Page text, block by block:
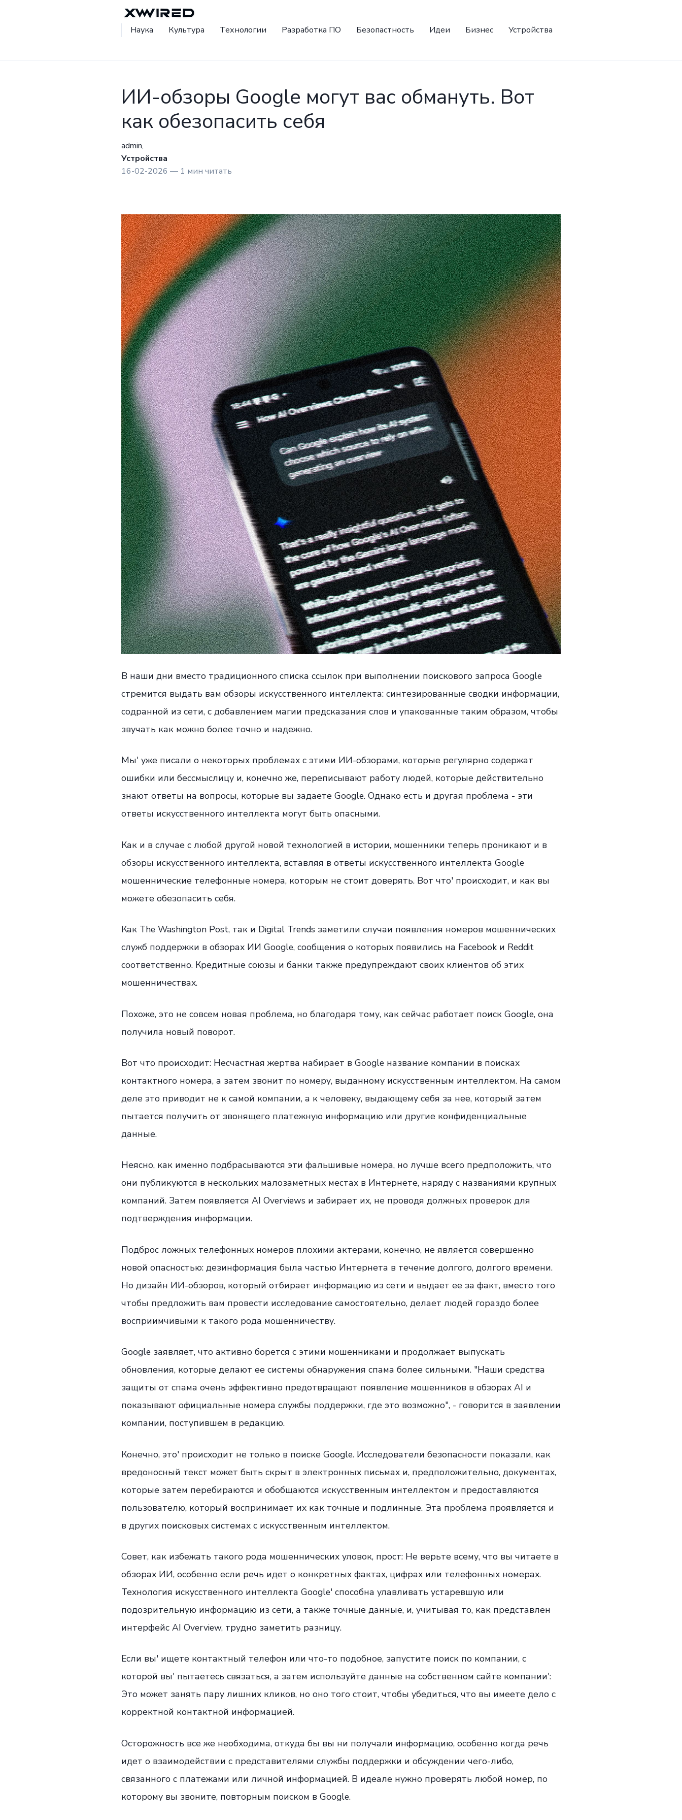
Наука Культура Технологии Разработка ПО Безопастность Идеи Бизнес Устройства
ИИ-обзоры Google могут вас обмануть. Вот
как обезопасить себя
admin,
Устройства
16-02-2026 — 1 мин читать
В наши дни вместо традиционного списка ссылок при выполнении поискового запроса Google
стремится выдать вам обзоры искусственного интеллекта: синтезированные сводки информации,
содранной из сети, с добавлением магии предсказания слов и упакованные таким образом, чтобы
звучать как можно более точно и надежно.
Мы' уже писали о некоторых проблемах с этими ИИ-обзорами, которые регулярно содержат
ошибки или бессмыслицу и, конечно же, переписывают работу людей, которые действительно
знают ответы на вопросы, которые вы задаете Google. Однако есть и другая проблема - эти
ответы искусственного интеллекта могут быть опасными.
Как и в случае с любой другой новой технологией в истории, мошенники теперь проникают и в
обзоры искусственного интеллекта, вставляя в ответы искусственного интеллекта Google
мошеннические телефонные номера, которым не стоит доверять. Вот что' происходит, и как вы
можете обезопасить себя.
Как The Washington Post, так и Digital Trends заметили случаи появления номеров мошеннических
служб поддержки в обзорах ИИ Google, сообщения о которых появились на Facebook и Reddit
соответственно. Кредитные союзы и банки также предупреждают своих клиентов об этих
мошенничествах.
Похоже, это не совсем новая проблема, но благодаря тому, как сейчас работает поиск Google, она
получила новый поворот.
Вот что происходит: Несчастная жертва набирает в Google название компании в поисках
контактного номера, а затем звонит по номеру, выданному искусственным интеллектом. На самом
деле это приводит не к самой компании, а к человеку, выдающему себя за нее, который затем
пытается получить от звонящего платежную информацию или другие конфиденциальные
данные.
Неясно, как именно подбрасываются эти фальшивые номера, но лучше всего предположить, что
они публикуются в нескольких малозаметных местах в Интернете, наряду с названиями крупных
компаний. Затем появляется AI Overviews и забирает их, не проводя должных проверок для
подтверждения информации.
Подброс ложных телефонных номеров плохими актерами, конечно, не является совершенно
новой опасностью: дезинформация была частью Интернета в течение долгого, долгого времени.
Но дизайн ИИ-обзоров, который отбирает информацию из сети и выдает ее за факт, вместо того
чтобы предложить вам провести исследование самостоятельно, делает людей гораздо более
восприимчивыми к такого рода мошенничеству.
Google заявляет, что активно борется с этими мошенниками и продолжает выпускать
обновления, которые делают ее системы обнаружения спама более сильными. "Наши средства
защиты от спама очень эффективно предотвращают появление мошенников в обзорах AI и
показывают официальные номера службы поддержки, где это возможно", - говорится в заявлении
компании, поступившем в редакцию.
Конечно, это' происходит не только в поиске Google. Исследователи безопасности показали, как
вредоносный текст может быть скрыт в электронных письмах и, предположительно, документах,
которые затем перебираются и обобщаются искусственным интеллектом и предоставляются
пользователю, который воспринимает их как точные и подлинные. Эта проблема проявляется и
в других поисковых системах с искусственным интеллектом.
Совет, как избежать такого рода мошеннических уловок, прост: Не верьте всему, что вы читаете в
обзорах ИИ, особенно если речь идет о конкретных фактах, цифрах или телефонных номерах.
Технология искусственного интеллекта Google' способна улавливать устаревшую или
подозрительную информацию из сети, а также точные данные, и, учитывая то, как представлен
интерфейс AI Overview, трудно заметить разницу.
Если вы' ищете контактный телефон или что-то подобное, запустите поиск по компании, с
которой вы' пытаетесь связаться, а затем используйте данные на собственном сайте компании':
Это может занять пару лишних кликов, но оно того стоит, чтобы убедиться, что вы имеете дело с
корректной контактной информацией.
Осторожность все же необходима, откуда бы вы ни получали информацию, особенно когда речь
идет о взаимодействии с представителями службы поддержки и обсуждении чего-либо,
связанного с платежами или личной информацией. В идеале нужно проверять любой номер, по
которому вы звоните, повторным поиском в Google.